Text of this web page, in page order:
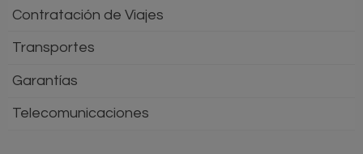
Contratación de Viajes
Transportes
Garantías
Telecomunicaciones